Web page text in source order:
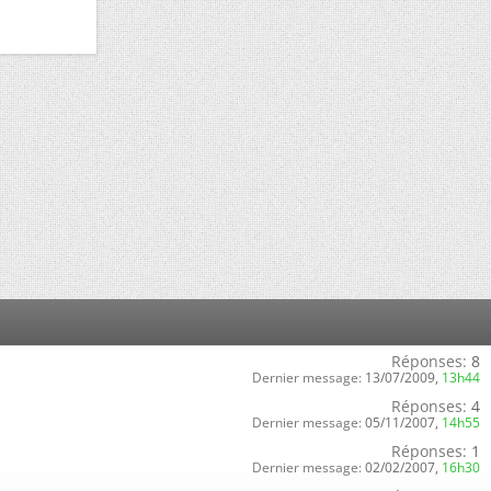
Réponses: 8
Dernier message: 13/07/2009, 13h44
Réponses: 4
Dernier message: 05/11/2007, 14h55
Réponses: 1
Dernier message: 02/02/2007, 16h30